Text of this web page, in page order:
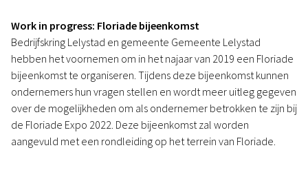
Work in progress: Floriade bijeenkomst
Bedrijfskring Lelystad en gemeente Gemeente Lelystad
hebben het voornemen om in het najaar van 2019 een Floriade
bijeenkomst te organiseren. Tijdens deze bijeenkomst kunnen
ondernemers hun vragen stellen en wordt meer uitleg gegeven
over de mogelijkheden om als ondernemer betrokken te zijn bij
de Floriade Expo 2022. Deze bijeenkomst zal worden
aangevuld met een rondleiding op het terrein van Floriade.